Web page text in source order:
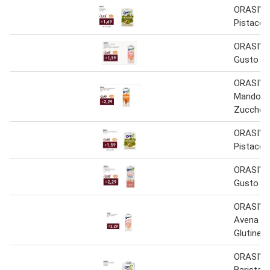
ORASI'
ORASI'
Gusto di
ORASI'
ORASI'
ORASI'
Gusto di
ORASI'
Avena
Glutine
ORASI'